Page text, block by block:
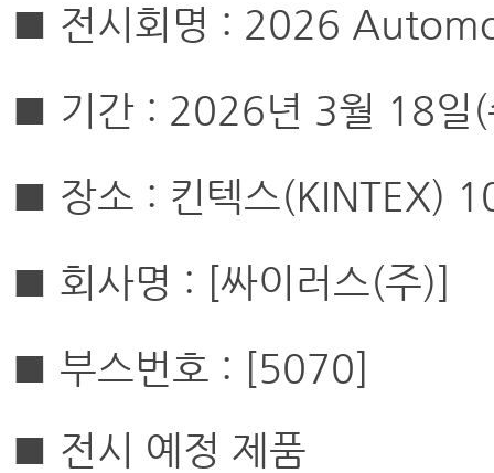
■ 전시회명 : 2026
■ 기간 : 2026년 3월 18일
■ 장소 : 킨텍스(KINTEX)
■ 회사명 : [싸이러스(주)]
■ 부스번호 : [5070]
■ 전시 예정 제품